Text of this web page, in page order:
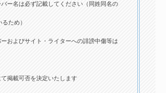
ー名は必ず記載してください（同姓同名の
ため）
およびサイト・ライターへの誹謗中傷等は
掲載可否を決定いたします